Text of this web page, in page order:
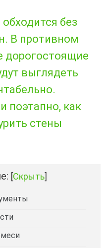
без
В противном
дорогостоящие
выглядеть
поэтапно, как
стены
[Скрыть]